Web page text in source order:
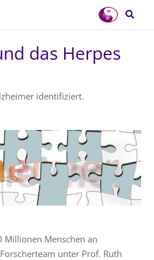
das Herpes
identifiziert.
Menschen an
unter Prof. Ruth